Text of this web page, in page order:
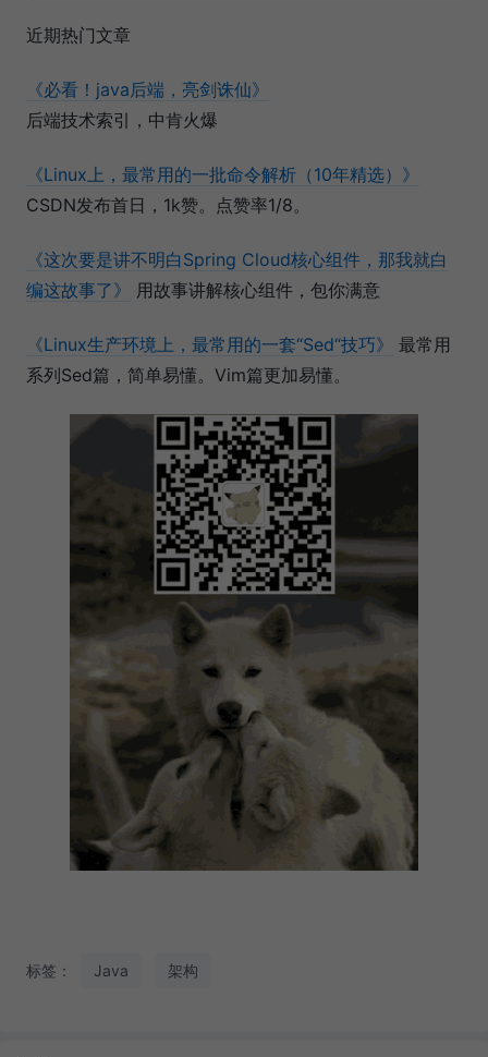
近期热门文章​
《必看！java后端，亮剑诛仙》
后端技术索引，中肯火爆
《Linux上，最常用的一批命令解析（10年精选）》
CSDN发布首日，1k赞。点赞率1/8。
《这次要是讲不明白Spring Cloud核心组件，那我就白
编这故事了》
用故事讲解核心组件，包你满意
《Linux生产环境上，最常用的一套“Sed“技巧》
最常用
系列Sed篇，简单易懂。Vim篇更加易懂。
标签： Java 架构